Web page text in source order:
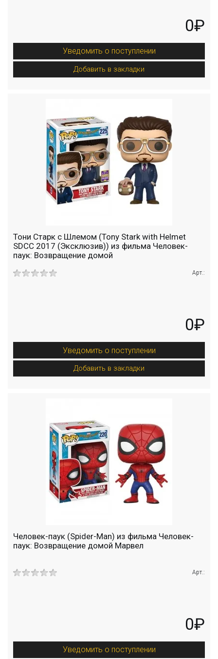
0₽
Уведомить о поступлении
Добавить в закладки
Тони Старк c Шлемом (Tony Stark with Helmet
SDCC 2017 (Эксклюзив)) из фильма Человек-
паук: Возвращение домой
Арт.:
0₽
Уведомить о поступлении
Добавить в закладки
Человек-паук (Spider-Man) из фильма Человек-
паук: Возвращение домой Марвел
Арт.:
0₽
Уведомить о поступлении